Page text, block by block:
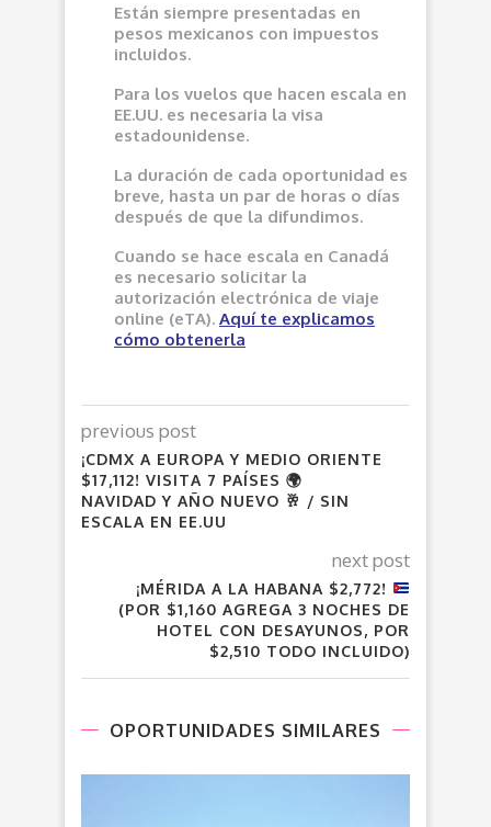
Están siempre presentadas en
pesos mexicanos con impuestos
incluidos.
Para los vuelos que hacen escala en
EE.UU. es necesaria la visa
estadounidense.
La duración de cada oportunidad es
breve, hasta un par de horas o días
después de que la difundimos.
Cuando se hace escala en Canadá
es necesario solicitar la
autorización electrónica de viaje
online (eTA). Aquí te explicamos
cómo obtenerla
previous post
¡CDMX A EUROPA Y MEDIO ORIENTE
$17,112! VISITA 7 PAÍSES 🌍
NAVIDAD Y AÑO NUEVO 🥂 / SIN
ESCALA EN EE.UU
next post
¡MÉRIDA A LA HABANA $2,772!
(POR $1,160 AGREGA 3 NOCHES DE
HOTEL CON DESAYUNOS, POR
$2,510 TODO INCLUIDO)
OPORTUNIDADES SIMILARES